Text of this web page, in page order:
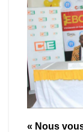
« Nous